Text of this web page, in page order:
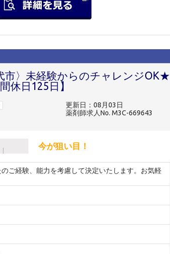
市〉未経験からのチャレンジOK★
休日125日】
更新日：08月03日
薬剤師求人No. M3C-669643
今が狙い目！
ご経験、能力を考慮して決定いたします。お気軽